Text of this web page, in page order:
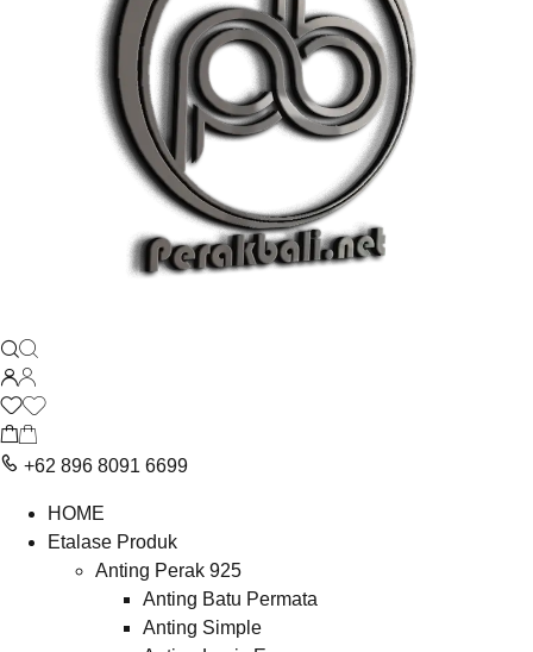
+62 896 8091 6699
HOME
Etalase Produk
Anting Perak 925
Anting Batu Permata
Anting Simple